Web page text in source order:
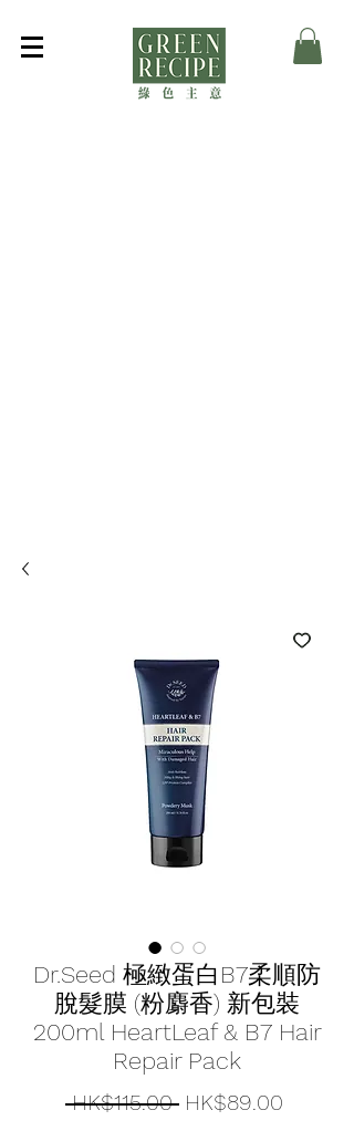
Dr.Seed 極緻蛋白B7柔順防
脫髮膜 (粉麝香) 新包裝
200ml HeartLeaf & B7 Hair
Repair Pack
HK$115.00 一HK$89.00